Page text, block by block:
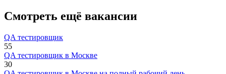
Смотреть ещё вакансии
QA тестировщик
55
QA тестировщик в Москве
30